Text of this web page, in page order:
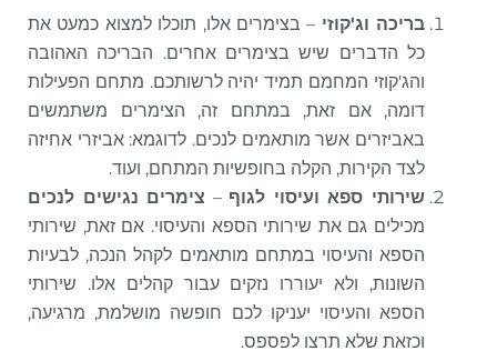
בריכה וג'קוזי– בצימרים אלו, תוכלו למצוא כמעט את
כל הדברים שיש בצימרים אחרים. הבריכה האהובה
והג'קוזי המחמם תמיד יהיה לרשותכם. מתחם הפעילות
דומה, אם זאת, במתחם זה, הצימרים משתמשים
באביזרים אשר מותאמים לנכים. לדוגמא: אביזרי אחיזה
לצד הקירות, הקלה בחופשיות המתחם, ועוד.
שירותי ספא ועיסוי לגוף– צימרים נגישים לנכים
מכילים גם את שירותי הספא והעיסוי. אם זאת, שירותי
הספא והעיסוי במתחם מותאמים לקהל הנכה, לבעיות
השונות, ולא יעוררו נזקים עבור קהלים אלו. שירותי
הספא והעיסוי יעניקו לכם חופשה מושלמת, מרגיעה,
וכזאת שלא תרצו לפספס.